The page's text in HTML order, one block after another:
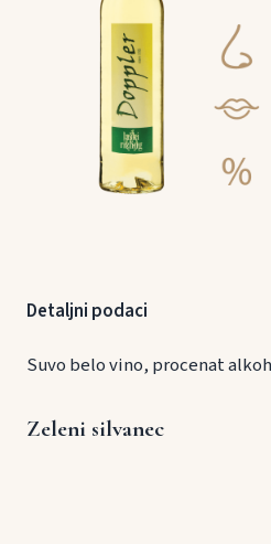
Detaljni podaci
Suvo belo vino, procenat
Zeleni silvanec